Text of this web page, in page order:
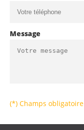
Message
(*) Champs obligatoire